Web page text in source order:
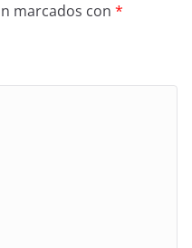
marcados con *